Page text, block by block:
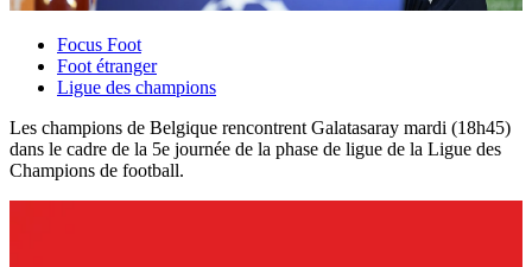
Focus Foot
Foot étranger
Ligue des champions
Les champions de Belgique rencontrent Galatasaray mardi (18h45)
dans le cadre de la 5e journée de la phase de ligue de la Ligue des
Champions de football.